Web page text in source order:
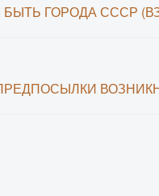
ГОРОДА СССР